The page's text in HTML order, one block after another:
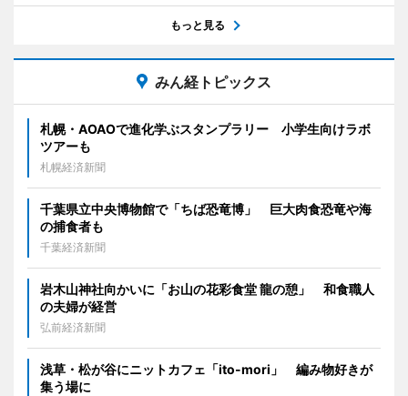
もっと見る
みん経トピックス
札幌・AOAOで進化学ぶスタンプラリー 小学生向けラボ
ツアーも
札幌経済新聞
千葉県立中央博物館で「ちば恐竜博」 巨大肉食恐竜や海
の捕食者も
千葉経済新聞
岩木山神社向かいに「お山の花彩食堂 龍の憩」 和食職人
の夫婦が経営
弘前経済新聞
浅草・松が谷にニットカフェ「ito-mori」 編み物好きが
集う場に